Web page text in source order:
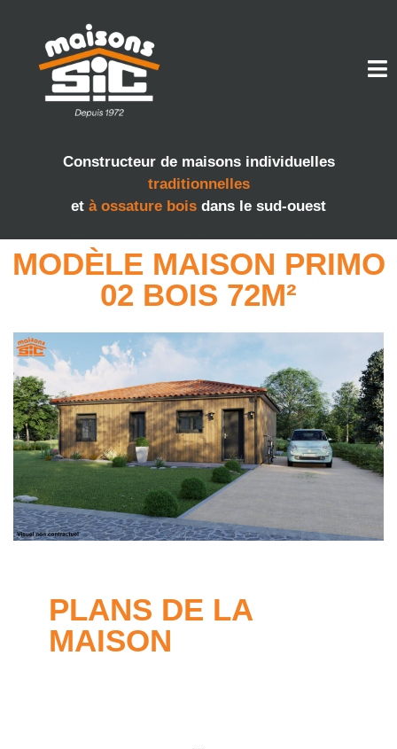
Constructeur de maisons individuelles
traditionnelles
et à ossature bois dans le sud-ouest
MODÈLE MAISON PRIMO
02 BOIS 72M²
PLANS DE LA
MAISON